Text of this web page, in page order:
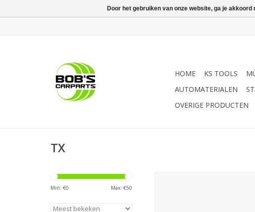
HOME KS TOOLS
AUTOMATERIALEN
OVERIGE PRODUCTEN
TX
Min: €0 Max: €50
Door het gebruiken van onze website, ga je